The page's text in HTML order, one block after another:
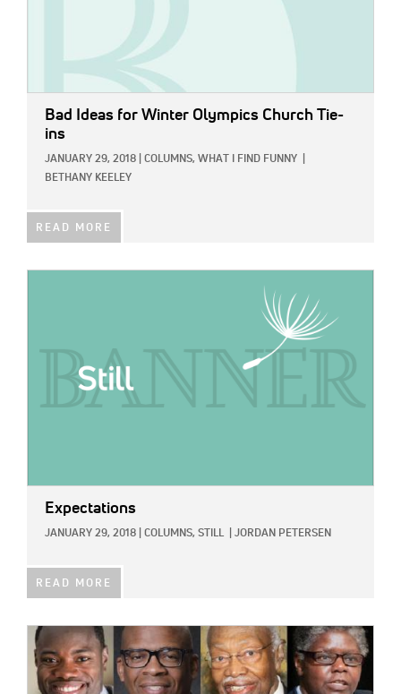
Bad Ideas for Winter Olympics Church Tie-
ins
JANUARY 29, 2018 COLUMNS, WHAT I FIND FUNNY
BETHANY KEELEY
READ MORE
Expectations
JANUARY 29, 2018 COLUMNS, STILL JORDAN PETERSEN
READ MORE
IMAGE: